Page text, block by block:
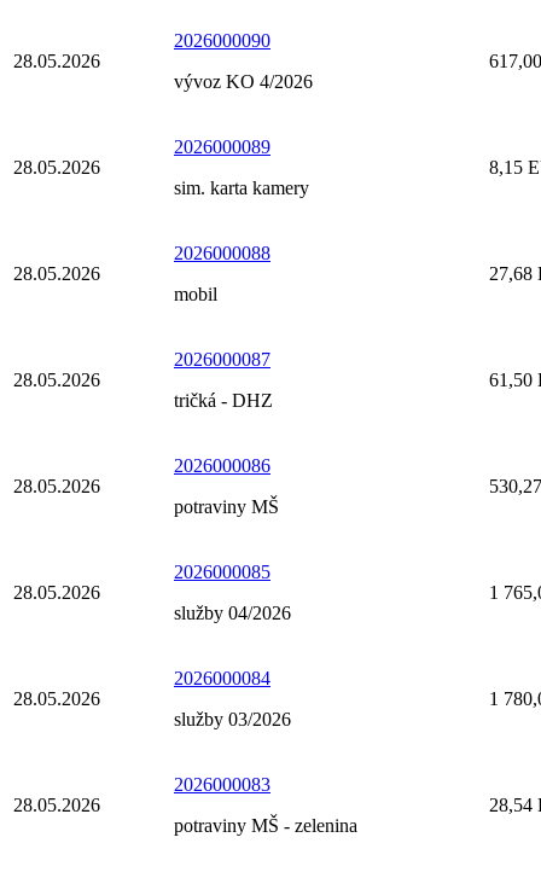
28.05.2026
2026000090
vývoz KO 4/2026
28.05.2026
2026000089
sim. karta kamery
8,15
28.05.2026
2026000088
mobil
27,68
28.05.2026
2026000087
tričká - DHZ
61,50
28.05.2026
2026000086
potraviny MŠ
28.05.2026
2026000085
služby 04/2026
1
28.05.2026
2026000084
služby 03/2026
1
28.05.2026
2026000083
potraviny MŠ - zelenina
28,54